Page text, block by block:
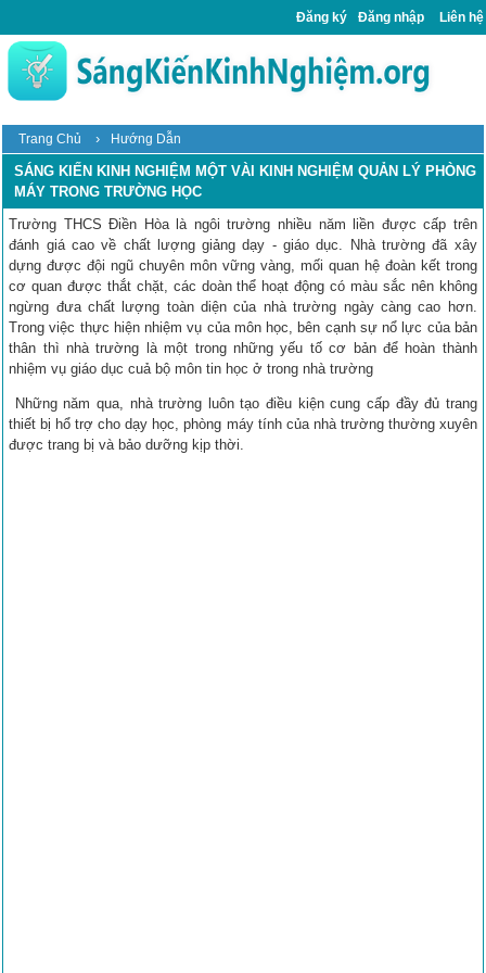
Đăng ký Đăng nhập Liên hệ
Trang Chủ › Hướng Dẫn
SÁNG KIẾN KINH NGHIỆM MỘT VÀI KINH NGHIỆM QUẢN LÝ PHÒNG
MÁY TRONG TRƯỜNG HỌC
Trường THCS Điền Hòa là ngôi trường nhiều năm liền được cấp trên
đánh giá cao về chất lượng giảng dạy - giáo dục. Nhà trường đã xây
dựng được đội ngũ chuyên môn vững vàng, mối quan hệ đoàn kết trong
cơ quan được thắt chặt, các doàn thể hoạt động có màu sắc nên không
ngừng đưa chất lượng toàn diện của nhà trường ngày càng cao hơn.
Trong việc thực hiện nhiệm vụ của môn học, bên cạnh sự nổ lực của bản
thân thì nhà trường là một trong những yếu tố cơ bản để hoàn thành
nhiệm vụ giáo dục cuả bộ môn tin học ở trong nhà trường
Những năm qua, nhà trường luôn tạo điều kiện cung cấp đầy đủ trang
thiết bị hổ trợ cho dạy học, phòng máy tính của nhà trường thường xuyên
được trang bị và bảo dưỡng kịp thời.